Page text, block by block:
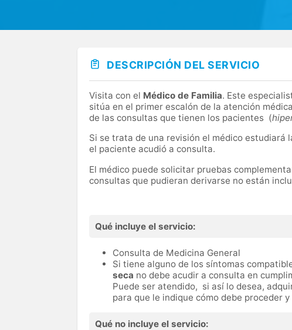
DESCRIPCIÓN DEL SERVICIO
Visita con el Médico de Familia. Este
sitúa en el primer escalón de la atención
de las consultas que tienen los pacientes (
Si se trata de una revisión el médico estudiará
el paciente acudió a consulta.
El médico puede solicitar pruebas
consultas que pudieran derivarse no están
Qué incluye el servicio:
Consulta de Medicina General
Si tiene alguno de los síntomas
seca no debe acudir a consulta en
Puede ser atendido, si así lo desea,
para que le indique cómo debe proceder
Qué no incluye el servicio: